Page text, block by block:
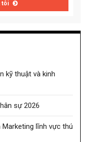
tôi
kỹ thuật và kinh
sự 2026
lĩnh vực thú